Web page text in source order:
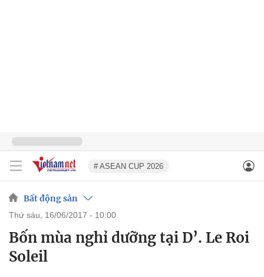
# ASEAN CUP 2026
Bất động sản
thứ sáu, 16/06/2017 - 10:00
Bốn mùa nghỉ dưỡng tại D’. Le Roi
Soleil